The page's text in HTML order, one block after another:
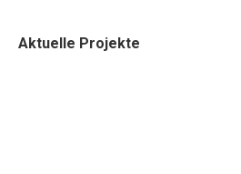
Aktuelle Projekte